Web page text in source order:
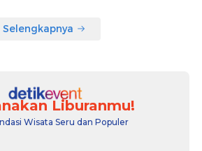
Selengkapnya
Liburanmu!
Wisata Seru dan Populer